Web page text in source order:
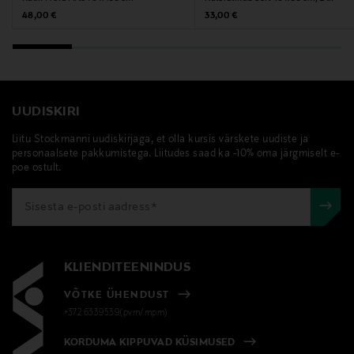
Original Price
48,00 €
Original Price
33,00 €
UUDISKIRI
Liitu Stockmanni uudiskirjaga, et olla kursis värskete uudiste ja
personaalsete pakkumistega. Liitudes saad ka -10% oma järgmiselt e-
poe ostult.
KLIENDITEENINDUS
VÕTKE ÜHENDUST
+372 6339539(pvm/mpm)
KORDUMA KIPPUVAD KÜSIMUSED